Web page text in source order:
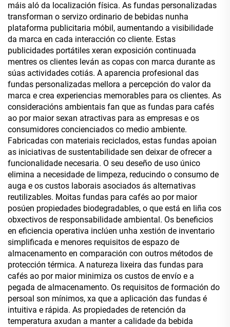
máis aló da localización física. As fundas personalizadas
transforman o servizo ordinario de bebidas nunha
plataforma publicitaria móbil, aumentando a visibilidade
da marca en cada interacción co cliente. Estas
publicidades portátiles xeran exposición continuada
mentres os clientes leván as copas con marca durante as
súas actividades cotiás. A aparencia profesional das
fundas personalizadas mellora a percepción do valor da
marca e crea experiencias memorables para os clientes. As
consideracións ambientais fan que as fundas para cafés
ao por maior sexan atractivas para as empresas e os
consumidores concienciados co medio ambiente.
Fabricadas con materiais reciclados, estas fundas apoian
as iniciativas de sustentabilidade sen deixar de ofrecer a
funcionalidade necesaria. O seu deseño de uso único
elimina a necesidade de limpeza, reducindo o consumo de
auga e os custos laborais asociados ás alternativas
reutilizables. Moitas fundas para cafés ao por maior
posúen propiedades biodegradables, o que está en liña cos
obxectivos de responsabilidade ambiental. Os beneficios
en eficiencia operativa inclúen unha xestión de inventario
simplificada e menores requisitos de espazo de
almacenamento en comparación con outros métodos de
protección térmica. A natureza lixeira das fundas para
cafés ao por maior minimiza os custos de envío e a
pegada de almacenamento. Os requisitos de formación do
persoal son mínimos, xa que a aplicación das fundas é
intuitiva e rápida. As propiedades de retención da
temperatura axudan a manter a calidade da bebida